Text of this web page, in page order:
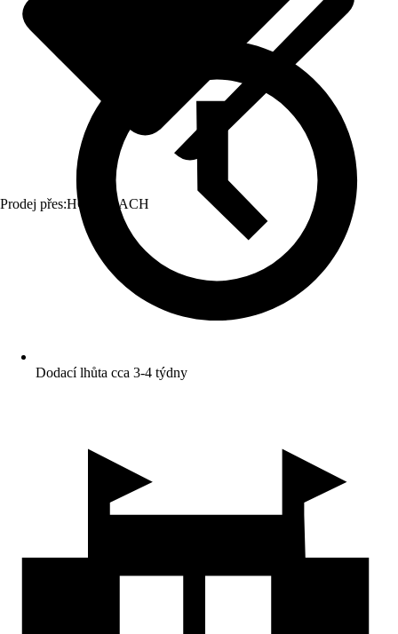
Prodej přes:HORNBACH
Dodací lhůta cca 3-4 týdny